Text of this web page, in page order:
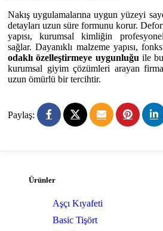
Nakış uygulamalarına uygun yüzeyi
detayları uzun süre formunu korur.
yapısı, kurumsal kimliğin profesyonel
sağlar. Dayanıklı malzeme yapısı,
odaklı özelleştirmeye uygunluğu ile
kurumsal giyim çözümleri arayan
uzun ömürlü bir tercihtir.
Paylaş:
Ürünler
Aşçı Kıyafeti
Basic Tişört